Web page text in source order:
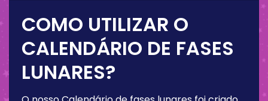
COMO UTILIZAR O
CALENDÁRIO DE FASES
LUNARES?